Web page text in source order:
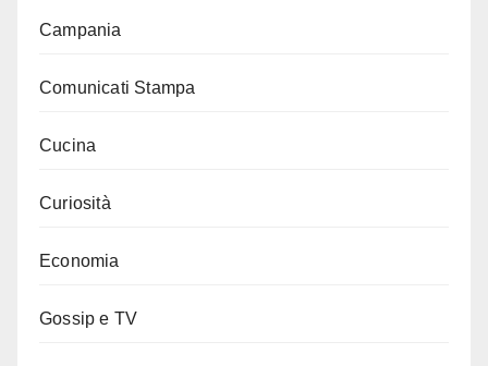
Campania
Comunicati Stampa
Cucina
Curiosità
Economia
Gossip e TV